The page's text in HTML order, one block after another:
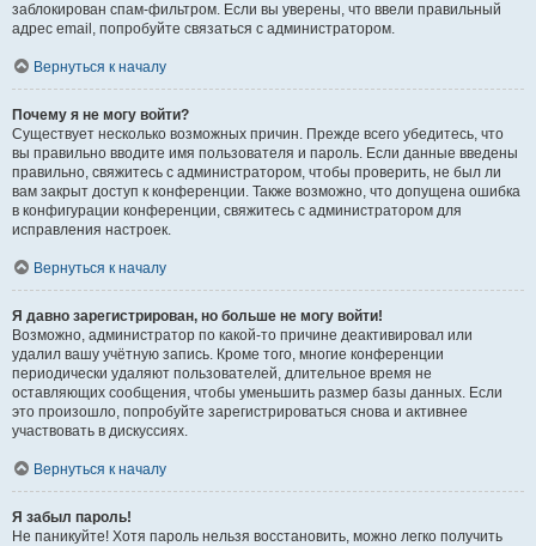
заблокирован спам-фильтром. Если вы уверены, что ввели правильный
адрес email, попробуйте связаться с администратором.
Вернуться к началу
Почему я не могу войти?
Существует несколько возможных причин. Прежде всего убедитесь, что
вы правильно вводите имя пользователя и пароль. Если данные введены
правильно, свяжитесь с администратором, чтобы проверить, не был ли
вам закрыт доступ к конференции. Также возможно, что допущена ошибка
в конфигурации конференции, свяжитесь с администратором для
исправления настроек.
Вернуться к началу
Я давно зарегистрирован, но больше не могу войти!
Возможно, администратор по какой-то причине деактивировал или
удалил вашу учётную запись. Кроме того, многие конференции
периодически удаляют пользователей, длительное время не
оставляющих сообщения, чтобы уменьшить размер базы данных. Если
это произошло, попробуйте зарегистрироваться снова и активнее
участвовать в дискуссиях.
Вернуться к началу
Я забыл пароль!
Не паникуйте! Хотя пароль нельзя восстановить, можно легко получить